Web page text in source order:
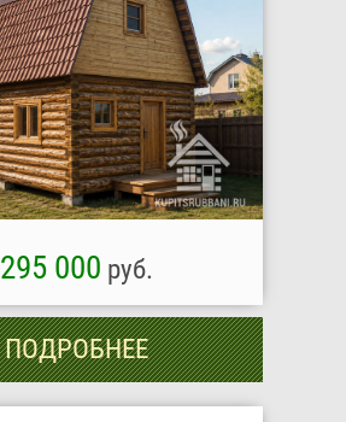
295 000 руб.
ПОДРОБНЕЕ